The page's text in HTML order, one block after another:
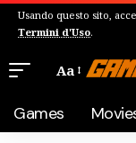
Usando questo sito,
Termini d'Uso.
Aa
Games